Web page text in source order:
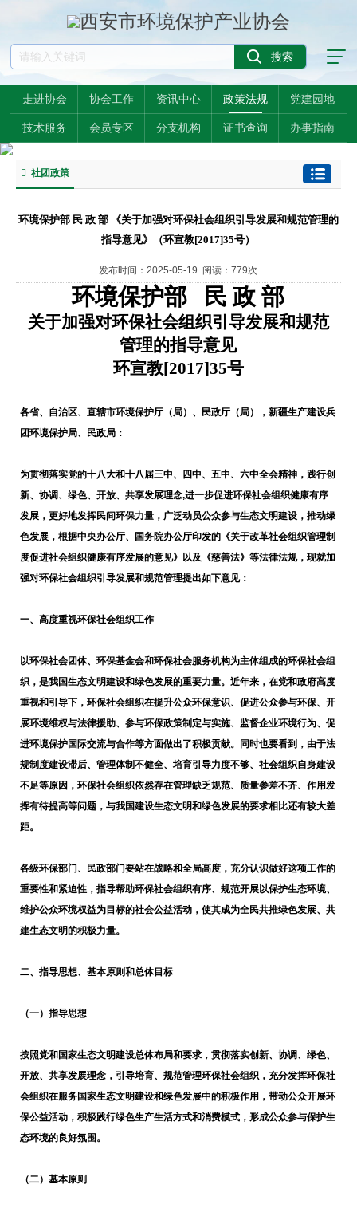
走进协会 协会工作 资讯中心 政策法规 党建园地
技术服务 会员专区 分支机构 证书查询 办事指南
社团政策
环境保护部 民 政 部 《关于加强对环保社会组织引导发展和规范管理的
指导意见》（环宣教[2017]35号）
发布时间：2025-05-19 阅读：779次
环境保护部 民 政 部
关于加强对环保社会组织引导发展和规范
管理的指导意见
环宣教[2017]35号
各省、自治区、直辖市环境保护厅（局）、民政厅（局），新疆生产建设兵
团环境保护局、民政局：
为贯彻落实党的十八大和十八届三中、四中、五中、六中全会精神，践行创
新、协调、绿色、开放、共享发展理念,进一步促进环保社会组织健康有序
发展，更好地发挥民间环保力量，广泛动员公众参与生态文明建设，推动绿
色发展，根据中央办公厅、国务院办公厅印发的《关于改革社会组织管理制
度促进社会组织健康有序发展的意见》以及《慈善法》等法律法规，现就加
强对环保社会组织引导发展和规范管理提出如下意见：
一、高度重视环保社会组织工作
以环保社会团体、环保基金会和环保社会服务机构为主体组成的环保社会组
织，是我国生态文明建设和绿色发展的重要力量。近年来，在党和政府高度
重视和引导下，环保社会组织在提升公众环保意识、促进公众参与环保、开
展环境维权与法律援助、参与环保政策制定与实施、监督企业环境行为、促
进环境保护国际交流与合作等方面做出了积极贡献。同时也要看到，由于法
规制度建设滞后、管理体制不健全、培育引导力度不够、社会组织自身建设
不足等原因，环保社会组织依然存在管理缺乏规范、质量参差不齐、作用发
挥有待提高等问题，与我国建设生态文明和绿色发展的要求相比还有较大差
距。
各级环保部门、民政部门要站在战略和全局高度，充分认识做好这项工作的
重要性和紧迫性，指导帮助环保社会组织有序、规范开展以保护生态环境、
维护公众环境权益为目标的社会公益活动，使其成为全民共推绿色发展、共
建生态文明的积极力量。
二、指导思想、基本原则和总体目标
（一）指导思想
按照党和国家生态文明建设总体布局和要求，贯彻落实创新、协调、绿色、
开放、共享发展理念，引导培育、规范管理环保社会组织，充分发挥环保社
会组织在服务国家生态文明建设和绿色发展中的积极作用，带动公众开展环
保公益活动，积极践行绿色生产生活方式和消费模式，形成公众参与保护生
态环境的良好氛围。
（二）基本原则